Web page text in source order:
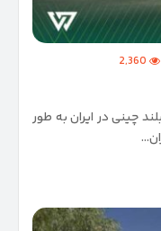
2,360
چینی در ایران به طور